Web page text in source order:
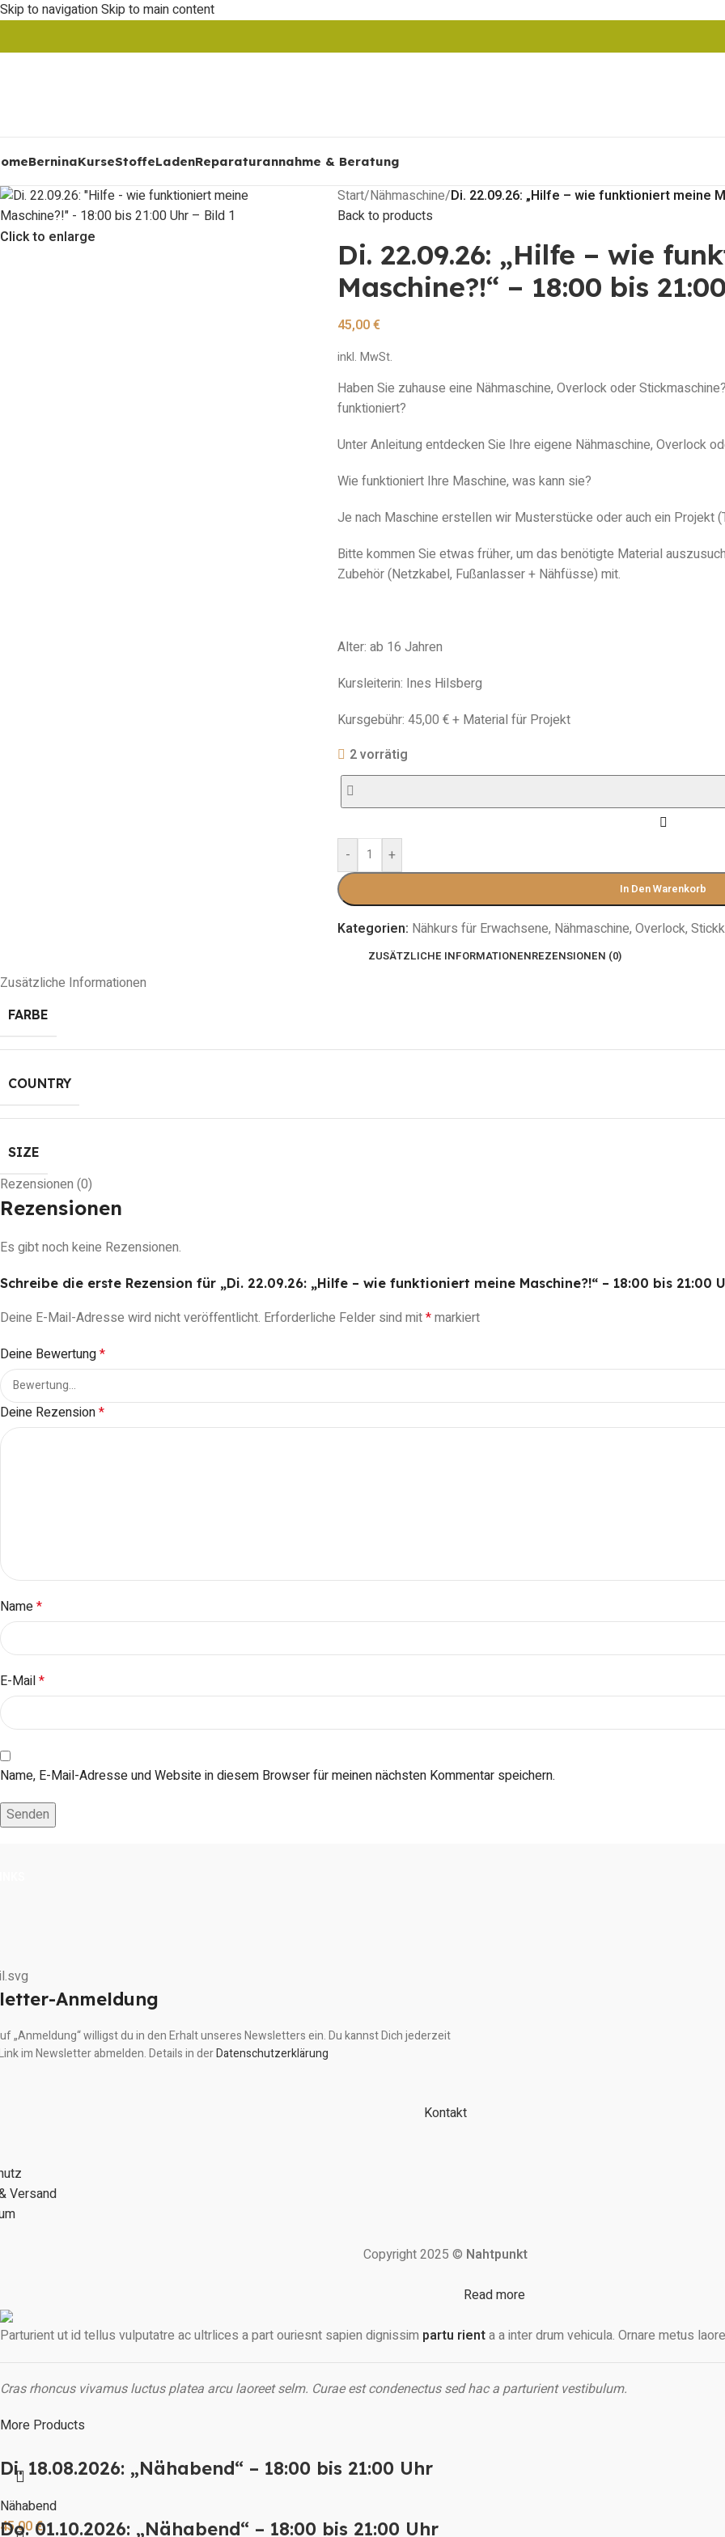
Skip to navigationSkip to main content
BerninaKurseStoffeLadenReparaturannahme & Beratung
Click to enlarge
Start/Nähmaschine/Di. 22.09.26: „Hilfe – wie funktioniert meine
Back to products
Di. 22.09.26: „Hilfe – wie
Maschine?!“ – 18:00 bis
45,00€
inkl. MwSt.
Haben Sie zuhause eine Nähmaschine, Overlock oder
funktioniert?
Unter Anleitung entdecken Sie Ihre eigene Nähmaschine, Overlock
Wie funktioniert Ihre Maschine, was kann sie?
Je nach Maschine erstellen wir Musterstücke oder auch ein Projekt
Bitte kommen Sie etwas früher, um das benötigte Material
Zubehör (Netzkabel, Fußanlasser + Nähfüsse) mit.
Alter: ab 16 Jahren
Kursleiterin: Ines Hilsberg
Kursgebühr: 45,00 € + Material für Projekt
2 vorrätig
- +
In Den Warenkorb
Kategorien: Nähkurs für Erwachsene, Nähmaschine, Overlock,
ZUSÄTZLICHE INFORMATIONENREZENSIONEN (0)
Zusätzliche Informationen
FARBE
COUNTRY
SIZE
Rezensionen (0)
Rezensionen
Es gibt noch keine Rezensionen.
Schreibe die erste Rezension für „Di. 22.09.26: „Hilfe – wie funktioniert meine Maschine?!“ – 18:00 bis 21:00
Deine E-Mail-Adresse wird nicht veröffentlicht. Erforderliche Felder sind mit*markiert
Deine Bewertung*
Deine Rezension*
Name*
E-Mail*
Name, E-Mail-Adresse und Website in diesem Browser für meinen nächsten Kommentar speichern.
Anmeldung
„Anmeldung“ willigst du in den Erhalt unseres Newsletters ein. Du kannst Dich jederzeit
im Newsletter abmelden. Details in derDatenschutzerklärung
Kontakt
Versand
Copyright 2025 © Nahtpunkt
Read more
Parturient ut id tellus vulputatre ac ultrlices a part ouriesnt sapien dignissim partu rienta a inter drum vehicula. Ornare metus
Cras rhoncus vivamus luctus platea arcu laoreet selm. Curae est condenectus sed hac a parturient vestibulum.
More Products
Di. 18.08.2026: „Nähabend“ – 18:00 bis 21:00 Uhr
Nähabend
45,00€
Do. 01.10.2026: „Nähabend“ – 18:00 bis 21:00 Uhr